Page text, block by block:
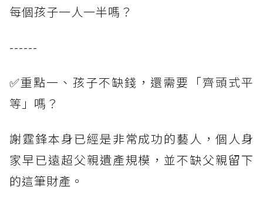
每個孩子一人一半嗎？
------
✅重點一、孩子不缺錢，還需要「齊頭式平
等」嗎？
謝霆鋒本身已經是非常成功的藝人，個人身
家早已遠超父親遺產規模，並不缺父親留下
的這筆財產。